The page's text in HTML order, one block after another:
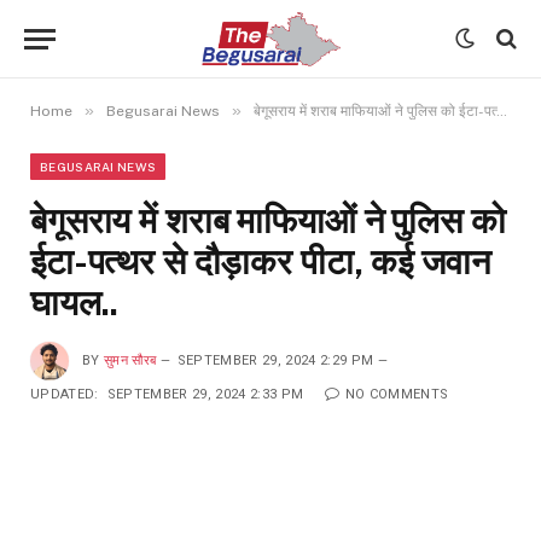
Home » Begusarai News » बेगूसराय में शराब माफियाओं ने पुलिस को ईटा-पत्थर से दौड़ाकर पीटा, कई जवान घायल..
BEGUSARAI NEWS
बेगूसराय में शराब माफियाओं ने पुलिस को
ईटा-पत्थर से दौड़ाकर पीटा, कई जवान
घायल..
BY सुमन सौरब SEPTEMBER 29, 2024 2:29 PM
UPDATED: SEPTEMBER 29, 2024 2:33 PM NO COMMENTS